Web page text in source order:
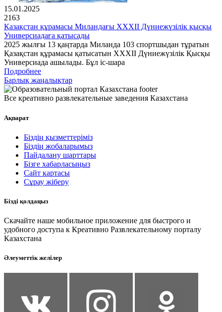
15.01.2025
2163
Қазақстан құрамасы Миландағы XXXII Дүниежүзілік қысқы
Универсиадаға қатысады
2025 жылғы 13 қаңтарда Миланда 103 спортшыдан тұратын
Қазақстан құрамасы қатысатын XXXII Дүниежүзілік Қысқы
Универсиада ашылады. Бұл іс-шара
Подробнее
Барлық жаңалықтар
Все креативно развлекательные заведения Казахстана
Ақпарат
Біздің қызметтеріміз
Біздің жобаларымыз
Пайдалану шарттары
Бізге хабарласыңыз
Сайт картасы
Сұрау жіберу
Бізді қолдаңыз
Скачайте наше мобильное приложение для быстрого и
удобного доступа к Креативно Развлекательному порталу
Казахстана
Әлеуметтік желілер